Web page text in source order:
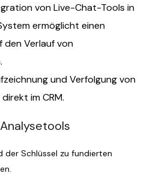
von Live-Chat-Tools in
ermöglicht einen
den Verlauf von
und Verfolgung von
im CRM.
der Schlüssel zu fundierten